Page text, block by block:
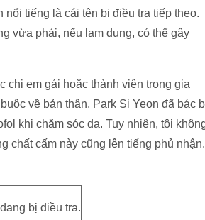
tiếng là cái tên bị điều tra tiếp theo.
vừa phải, nếu lạm dụng, có thể gây
chị em gái hoặc thành viên trong gia
về bản thân, Park Si Yeon đã bác
khi chăm sóc da. Tuy nhiên, tôi
chất cấm này cũng lên tiếng phủ nhận.
bị điều tra.